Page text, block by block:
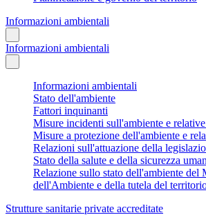
Informazioni ambientali
Informazioni ambientali
Informazioni ambientali
Stato dell'ambiente
Fattori inquinanti
Misure incidenti sull'ambiente e
Misure a protezione dell'ambiente e
Relazioni sull'attuazione della
Stato della salute e della sicurezza
Relazione sullo stato dell'ambiente del
dell'Ambiente e della tutela del
Strutture sanitarie private accreditate